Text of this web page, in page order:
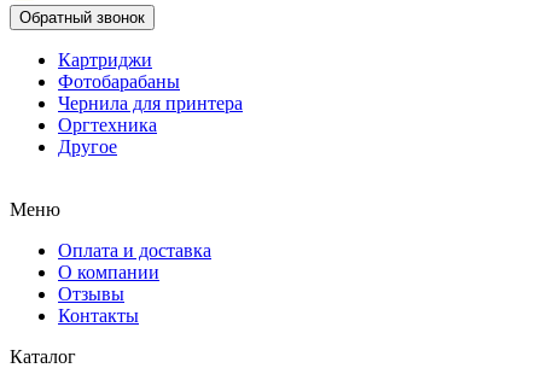
Обратный звонок
Картриджи
Фотобарабаны
Чернила для принтера
Оргтехника
Другое
Меню
Оплата и доставка
О компании
Отзывы
Контакты
Каталог